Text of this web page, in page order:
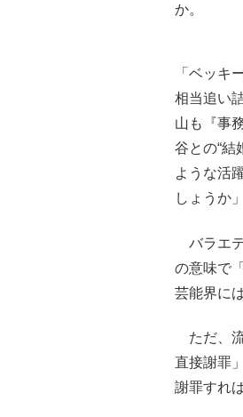
か。
「ベッキ
相当追い
山も『事
谷との“結
ような活
しょうか
バラエ
の意味で
芸能界に
ただ、
直接謝罪
謝罪すれ